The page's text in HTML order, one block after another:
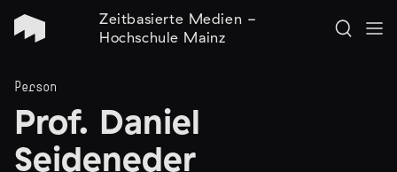
Zeitbasierte Medien -
Hochschule Mainz
Person
Prof. Daniel
Seideneder